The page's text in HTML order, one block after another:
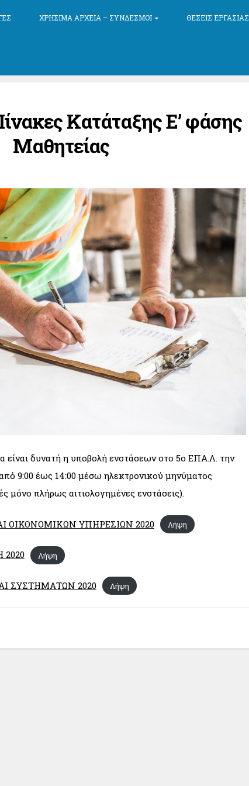
ΧΡΉΣΙΜΑ ΑΡΧΕΊΑ – ΣΎΝΔΕΣΜΟΙ ΘΈΣΕΙΣ ΕΡΓΑΣΊΑΣ
Κατάταξης Ε’ φάσης
Μαθητείας
είναι δυνατή η υποβολή ενστάσεων στο 5ο ΕΠΑ.Λ. την
9:00 έως 14:00 μέσω ηλεκτρονικού μηνύματος
μόνο πλήρως αιτιολογημένες ενστάσεις).
ΟΙΚΟΝΟΜΙΚΩΝ ΥΠΗΡΕΣΙΩΝ 2020 Λήψη
Λήψη
ΣΥΣΤΗΜΑΤΩΝ 2020 Λήψη